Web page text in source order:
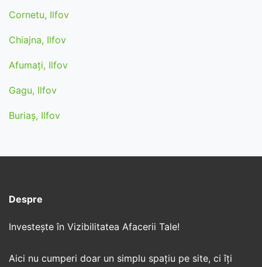
Cornetu, Ilfov
Chiajna, Ilfov
Afumaţi, Ilfov
Gagu, Ilfov
Buriaș, Ilfov
Despre
Investește în Vizibilitatea Afacerii Tale!​
Aici nu cumperi doar un simplu spațiu pe site, ci îți